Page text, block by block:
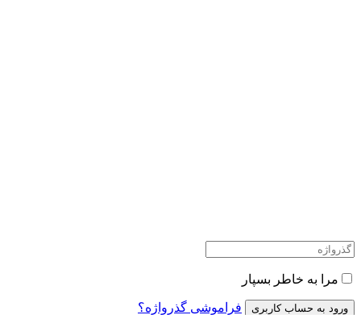
به خاطر بسپار
فراموشی گذرواژه؟